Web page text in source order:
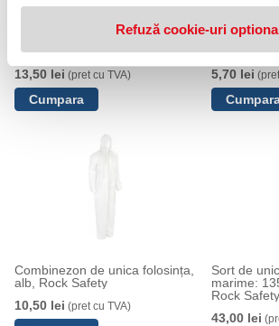
Refuză cookie-uri
Combinezon de unica folosinta,
alb, Coveron-Max, Rock Safety
13,50 lei (pret cu TVA)
Halat de
Rock Safety
5,70 lei
Combinezon de unica folosința,
alb, Rock Safety
10,50 lei (pret cu TVA)
Sort de
marime:
Rock
43,00 lei